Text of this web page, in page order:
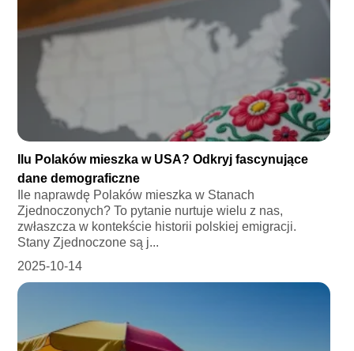
Ilu Polaków mieszka w USA? Odkryj fascynujące
dane demograficzne
Ile naprawdę Polaków mieszka w Stanach
Zjednoczonych? To pytanie nurtuje wielu z nas,
zwłaszcza w kontekście historii polskiej emigracji.
Stany Zjednoczone są j...
2025-10-14